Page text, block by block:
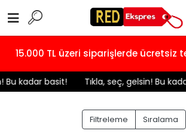
15.000 TL üzeri siparişlerde ücretsiz
Bu kadar basit! Tıkla, seç, gelsin! Bu
Filtreleme Sıralama